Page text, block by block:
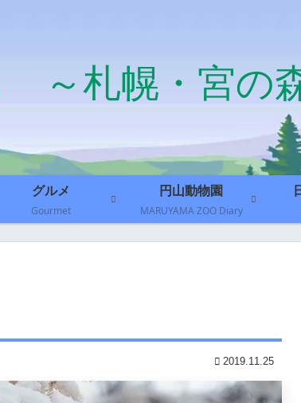
～札幌・宮の
グルメ
Gourmet
円山動物園
MARUYAMA ZOO Diary
2019.11.25